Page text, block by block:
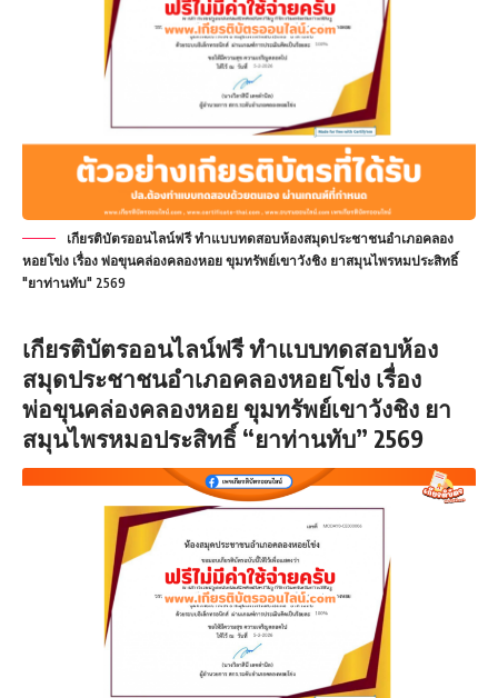
เกียรติบัตรออนไลน์ฟรี ทำแบบทดสอบห้องสมุดประชาชนอำเภอคลอง
หอยโข่ง เรื่อง พ่อขุนคล่องคลองหอย ขุมทรัพย์เขาวังชิง ยาสมุนไพรหมประสิทธิ์
"ยาท่านทับ" 2569
เกียรติบัตรออนไลน์ฟรีทำแบบทดสอบห้อง
สมุดประชาชนอำเภอคลองหอยโข่ง เรื่อง
พ่อขุนคล่องคลองหอย ขุมทรัพย์เขาวังชิง ยา
สมุนไพรหมอประสิทธิ์ “ยาท่านทับ” 2569